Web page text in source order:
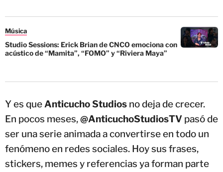
Música
Studio Sessions: Erick Brian de CNCO emociona con
acústico de “Mamita”, “FOMO” y “Riviera Maya”
Y es que Anticucho Studios no deja de crecer.
En pocos meses,@AnticuchoStudiosTV pasó de
ser una serie animada a convertirse en todo un
fenómeno en redes sociales. Hoy sus frases,
stickers, memes y referencias ya forman parte